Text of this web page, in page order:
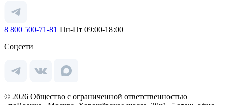
8 800 500-71-81 Пн-Пт 09:00-18:00
Соцсети
© 2026 Общество с ограниченной ответственностью